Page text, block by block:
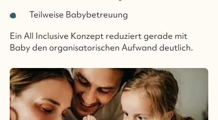
Teilweise Babybetreuung
Ein All Inclusive Konzept reduziert gerade mit
Baby den organisatorischen Aufwand deutlich.